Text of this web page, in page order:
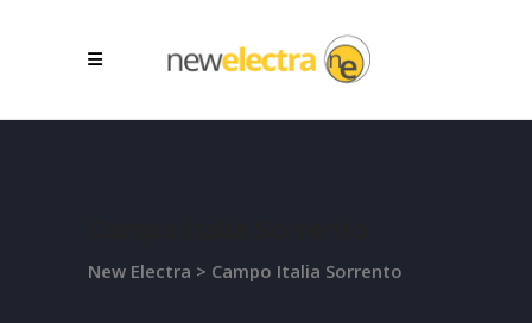
New Electra > Campo Italia Sorrento